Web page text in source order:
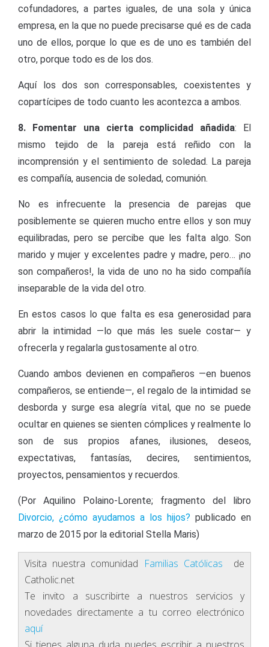
cofundadores, a partes iguales, de una sola y única
empresa, en la que no puede precisarse qué es de cada
uno de ellos, porque lo que es de uno es también del
otro, porque todo es de los dos.
Aquí los dos son corresponsables, coexistentes y
copartícipes de todo cuanto les acontezca a ambos.
8. Fomentar una cierta complicidad añadida: El
mismo tejido de la pareja está reñido con la
incomprensión y el sentimiento de soledad. La pareja
es compañía, ausencia de soledad, comunión.
No es infrecuente la presencia de parejas que
posiblemente se quieren mucho entre ellos y son muy
equilibradas, pero se percibe que les falta algo. Son
marido y mujer y excelentes padre y madre, pero… ¡no
son compañeros!, la vida de uno no ha sido compañía
inseparable de la vida del otro.
En estos casos lo que falta es esa generosidad para
abrir la intimidad —lo que más les suele costar— y
ofrecerla y regalarla gustosamente al otro.
Cuando ambos devienen en compañeros —en buenos
compañeros, se entiende—, el regalo de la intimidad se
desborda y surge esa alegría vital, que no se puede
ocultar en quienes se sienten cómplices y realmente lo
son de sus propios afanes, ilusiones, deseos,
expectativas, fantasías, decires, sentimientos,
proyectos, pensamientos y recuerdos.
(Por Aquilino Polaino-Lorente; fragmento del libro
Divorcio, ¿cómo ayudamos a los hijos? publicado en
marzo de 2015 por la editorial Stella Maris)
Visita nuestra comunidad Familias Católicas de
Catholic.net
Te invito a suscribirte a nuestros servicios y
novedades directamente a tu correo electrónico
aquí